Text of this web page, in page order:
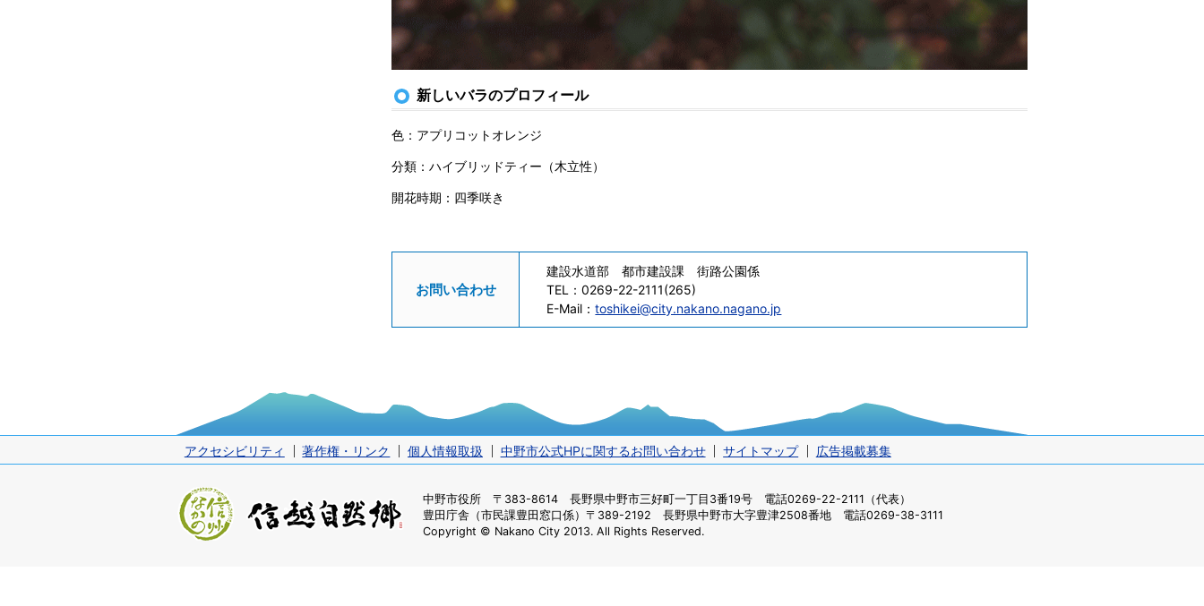
新しいバラのプロフィール
色：アプリコットオレンジ
分類：ハイブリッドティー（木立性）
開花時期：四季咲き
お問い合わせ
建設水道部 都市建設課 街路公園係
TEL：0269-22-2111(265)
E-Mail：toshikei@city.nakano.nagano.jp
アクセシビリティ 著作権・リンク 個人情報取扱 中野市公式HPに関するお問い合わせ サイトマップ 広告掲載募集
中野市役所 〒383-8614 長野県中野市三好町一丁目3番19号 電話0269-22-2111（代表）
豊田庁舎（市民課豊田窓口係） 〒389-2192 長野県中野市大字豊津2508番地 電話0269-38-3111
Copyright © Nakano City 2013. All Rights Reserved.